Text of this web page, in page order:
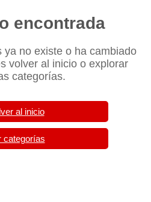
encontrada
ya no existe o ha cambiado
volver al inicio o explorar
categorías.
al inicio
categorías